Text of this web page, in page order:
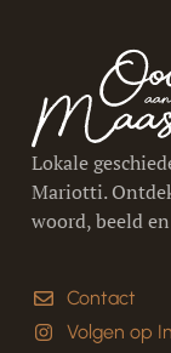
Lokale
Mariotti.
woord, beeld
Contact
Volgen op